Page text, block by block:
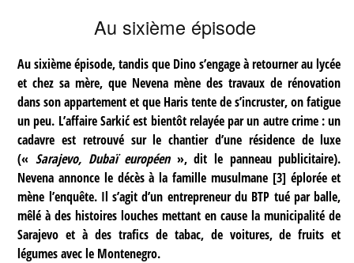
Au sixième épisode
Au sixième épisode, tandis que Dino s’engage à retourner au lycée
et chez sa mère, que Nevena mène des travaux de rénovation
dans son appartement et que Haris tente de s’incruster, on fatigue
un peu. L’affaire Sarkić est bientôt relayée par un autre crime : un
cadavre est retrouvé sur le chantier d’une résidence de luxe
(« Sarajevo, Dubaï européen», dit le panneau publicitaire).
Nevena annonce le décès à la famille musulmane[3] éplorée et
mène l’enquête. Il s’agit d’un entrepreneur du BTP tué par balle,
mêlé à des histoires louches mettant en cause la municipalité de
Sarajevo et à des trafics de tabac, de voitures, de fruits et
légumes avec le Montenegro.